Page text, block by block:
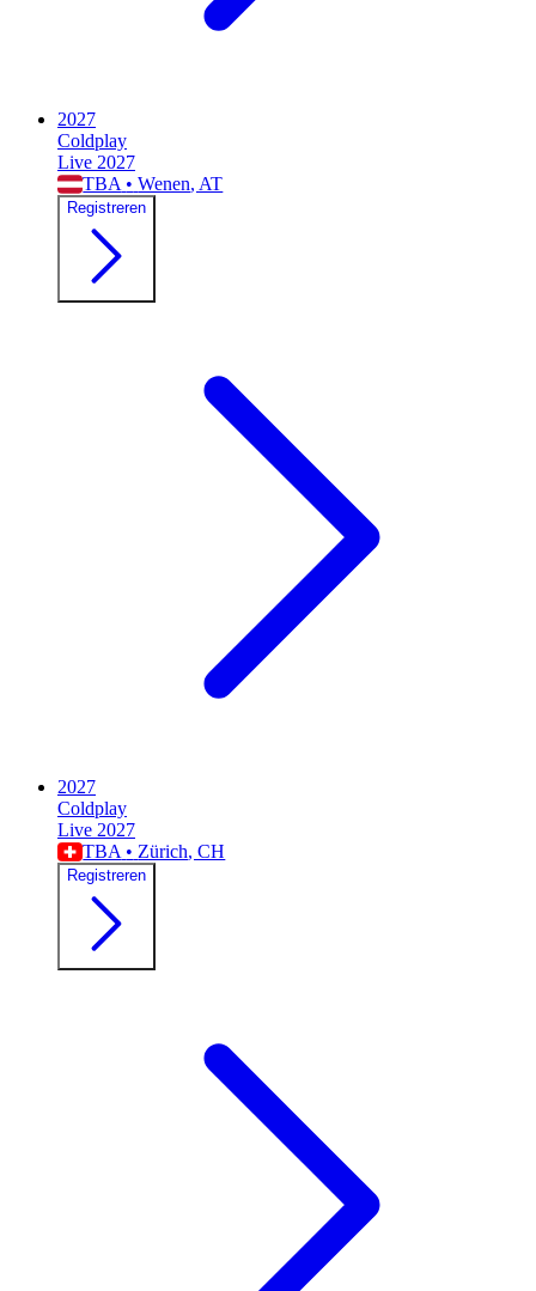
2027
Coldplay
Live 2027
TBA • Wenen, AT
Registreren
2027
Coldplay
Live 2027
TBA • Zürich, CH
Registreren